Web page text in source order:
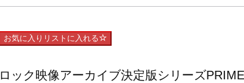
お気に入りリストに入れる
ロック映像アーカイブ決定版シリーズ